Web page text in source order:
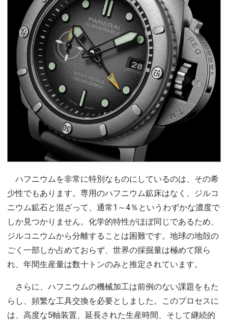
ハフニウムを非常に特別なものにしているのは、その希
少性でもあります。専用のハフニウム鉱床はなく、ジルコ
ニウム鉱石と混ざって、通常1～4％というわずかな濃度で
しか見つかりません。化学的特性がほぼ同じであるため、
ジルコニウムから分離することは困難です。地球の地殻の
ごく一部しか占めておらず、世界の採掘量は極めて限ら
れ、年間生産量は数十トンのみと推定されています。
さらに、ハフニウムの機械加工は前例のない課題をもた
らし、頻繁な工具交換を必要としました。このプロセスに
は、高度な5軸装置、延長された生産時間、そして継続的